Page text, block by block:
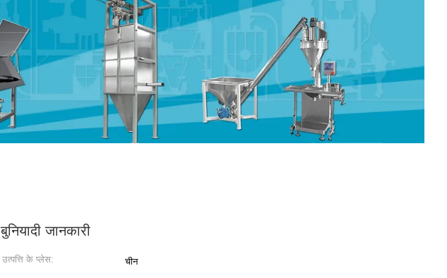
बुनियादी जानकारी
उत्पत्ति के प्लेस: चीन